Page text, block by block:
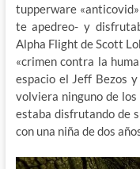
tupperware
te apedreo- y
Alpha Flight de Scott
«crimen contra la
espacio el Jeff Bezos
volviera ninguno de
estaba disfrutando de
con una niña de dos